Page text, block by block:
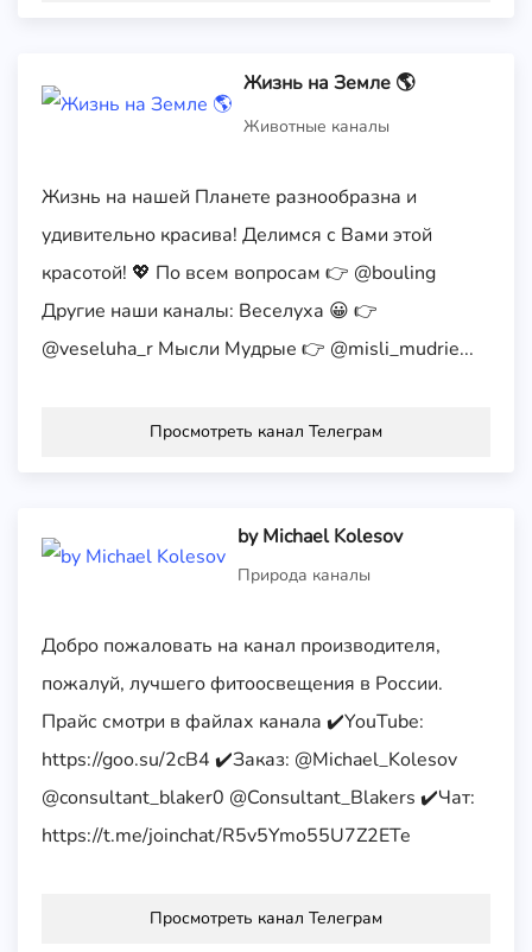
Жизнь на Земле 🌎
Животные каналы
Жизнь на нашей Планете разнообразна и
удивительно красива! Делимся с Вами этой
красотой! 💖 По всем вопросам 👉 @bouling
Другие наши каналы: Веселуха 😀 👉
@veseluha_r Мысли Мудрые 👉 @misli_mudrie...
Просмотреть канал Телеграм
by Michael Kolesov
Природа каналы
Добро пожаловать на канал производителя,
пожалуй, лучшего фитоосвещения в России.
Прайс смотри в файлах канала ✔️YouTube:
https://goo.su/2cB4 ✔️Заказ: @Michael_Kolesov
@consultant_blaker0 @Consultant_Blakers ✔️Чат:
https://t.me/joinchat/R5v5Ymo55U7Z2ETe
Просмотреть канал Телеграм